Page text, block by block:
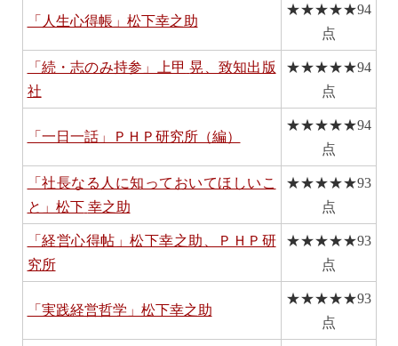
「人生心得帳」松下幸之助
★★★★★94
点
「続・志のみ持参」上甲 晃、致知出版
社
★★★★★94
点
「一日一話」ＰＨＰ研究所（編）
★★★★★94
点
「社長なる人に知っておいてほしいこ
と」松下 幸之助
★★★★★93
点
「経営心得帖」松下幸之助、ＰＨＰ研
究所
★★★★★93
点
「実践経営哲学」松下幸之助
★★★★★93
点